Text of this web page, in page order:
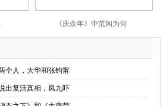
《庆余年》中范闲为何
个人，大华和张钧甯
出复活真相，凤九吓